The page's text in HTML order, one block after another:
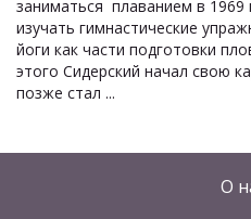
заниматься плаванием в 1969
изучать гимнастические
йоги как части подготовки
этого Сидерский начал свою
позже стал ...
О